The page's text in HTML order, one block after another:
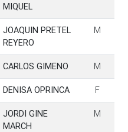
MIQUEL
JOAQUIN PRETEL
REYERO
M
CARLOS GIMENO M
DENISA OPRINCA F
JORDI GINE
MARCH
M